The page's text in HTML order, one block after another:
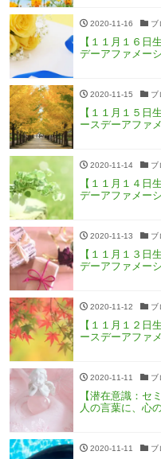
2020-11-16 ブ
【１１月１６日
デーアファメー
2020-11-15 ブ
【１１月１５
ースデーアファ
2020-11-14 ブ
【１１月１４日
デーアファメー
2020-11-13 ブ
【１１月１３日
デーアファメー
2020-11-12 ブ
【１１月１２
ースデーアファ
2020-11-11 ブ
【潜在意識：セ
人の言葉に、心
2020-11-11 ブ